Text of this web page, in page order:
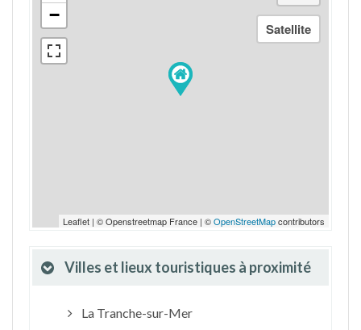
−
Leaflet | © Openstreetmap France | ©OpenStreetMapcontributors
Villes et lieux touristiques à proximité
La Tranche-sur-Mer